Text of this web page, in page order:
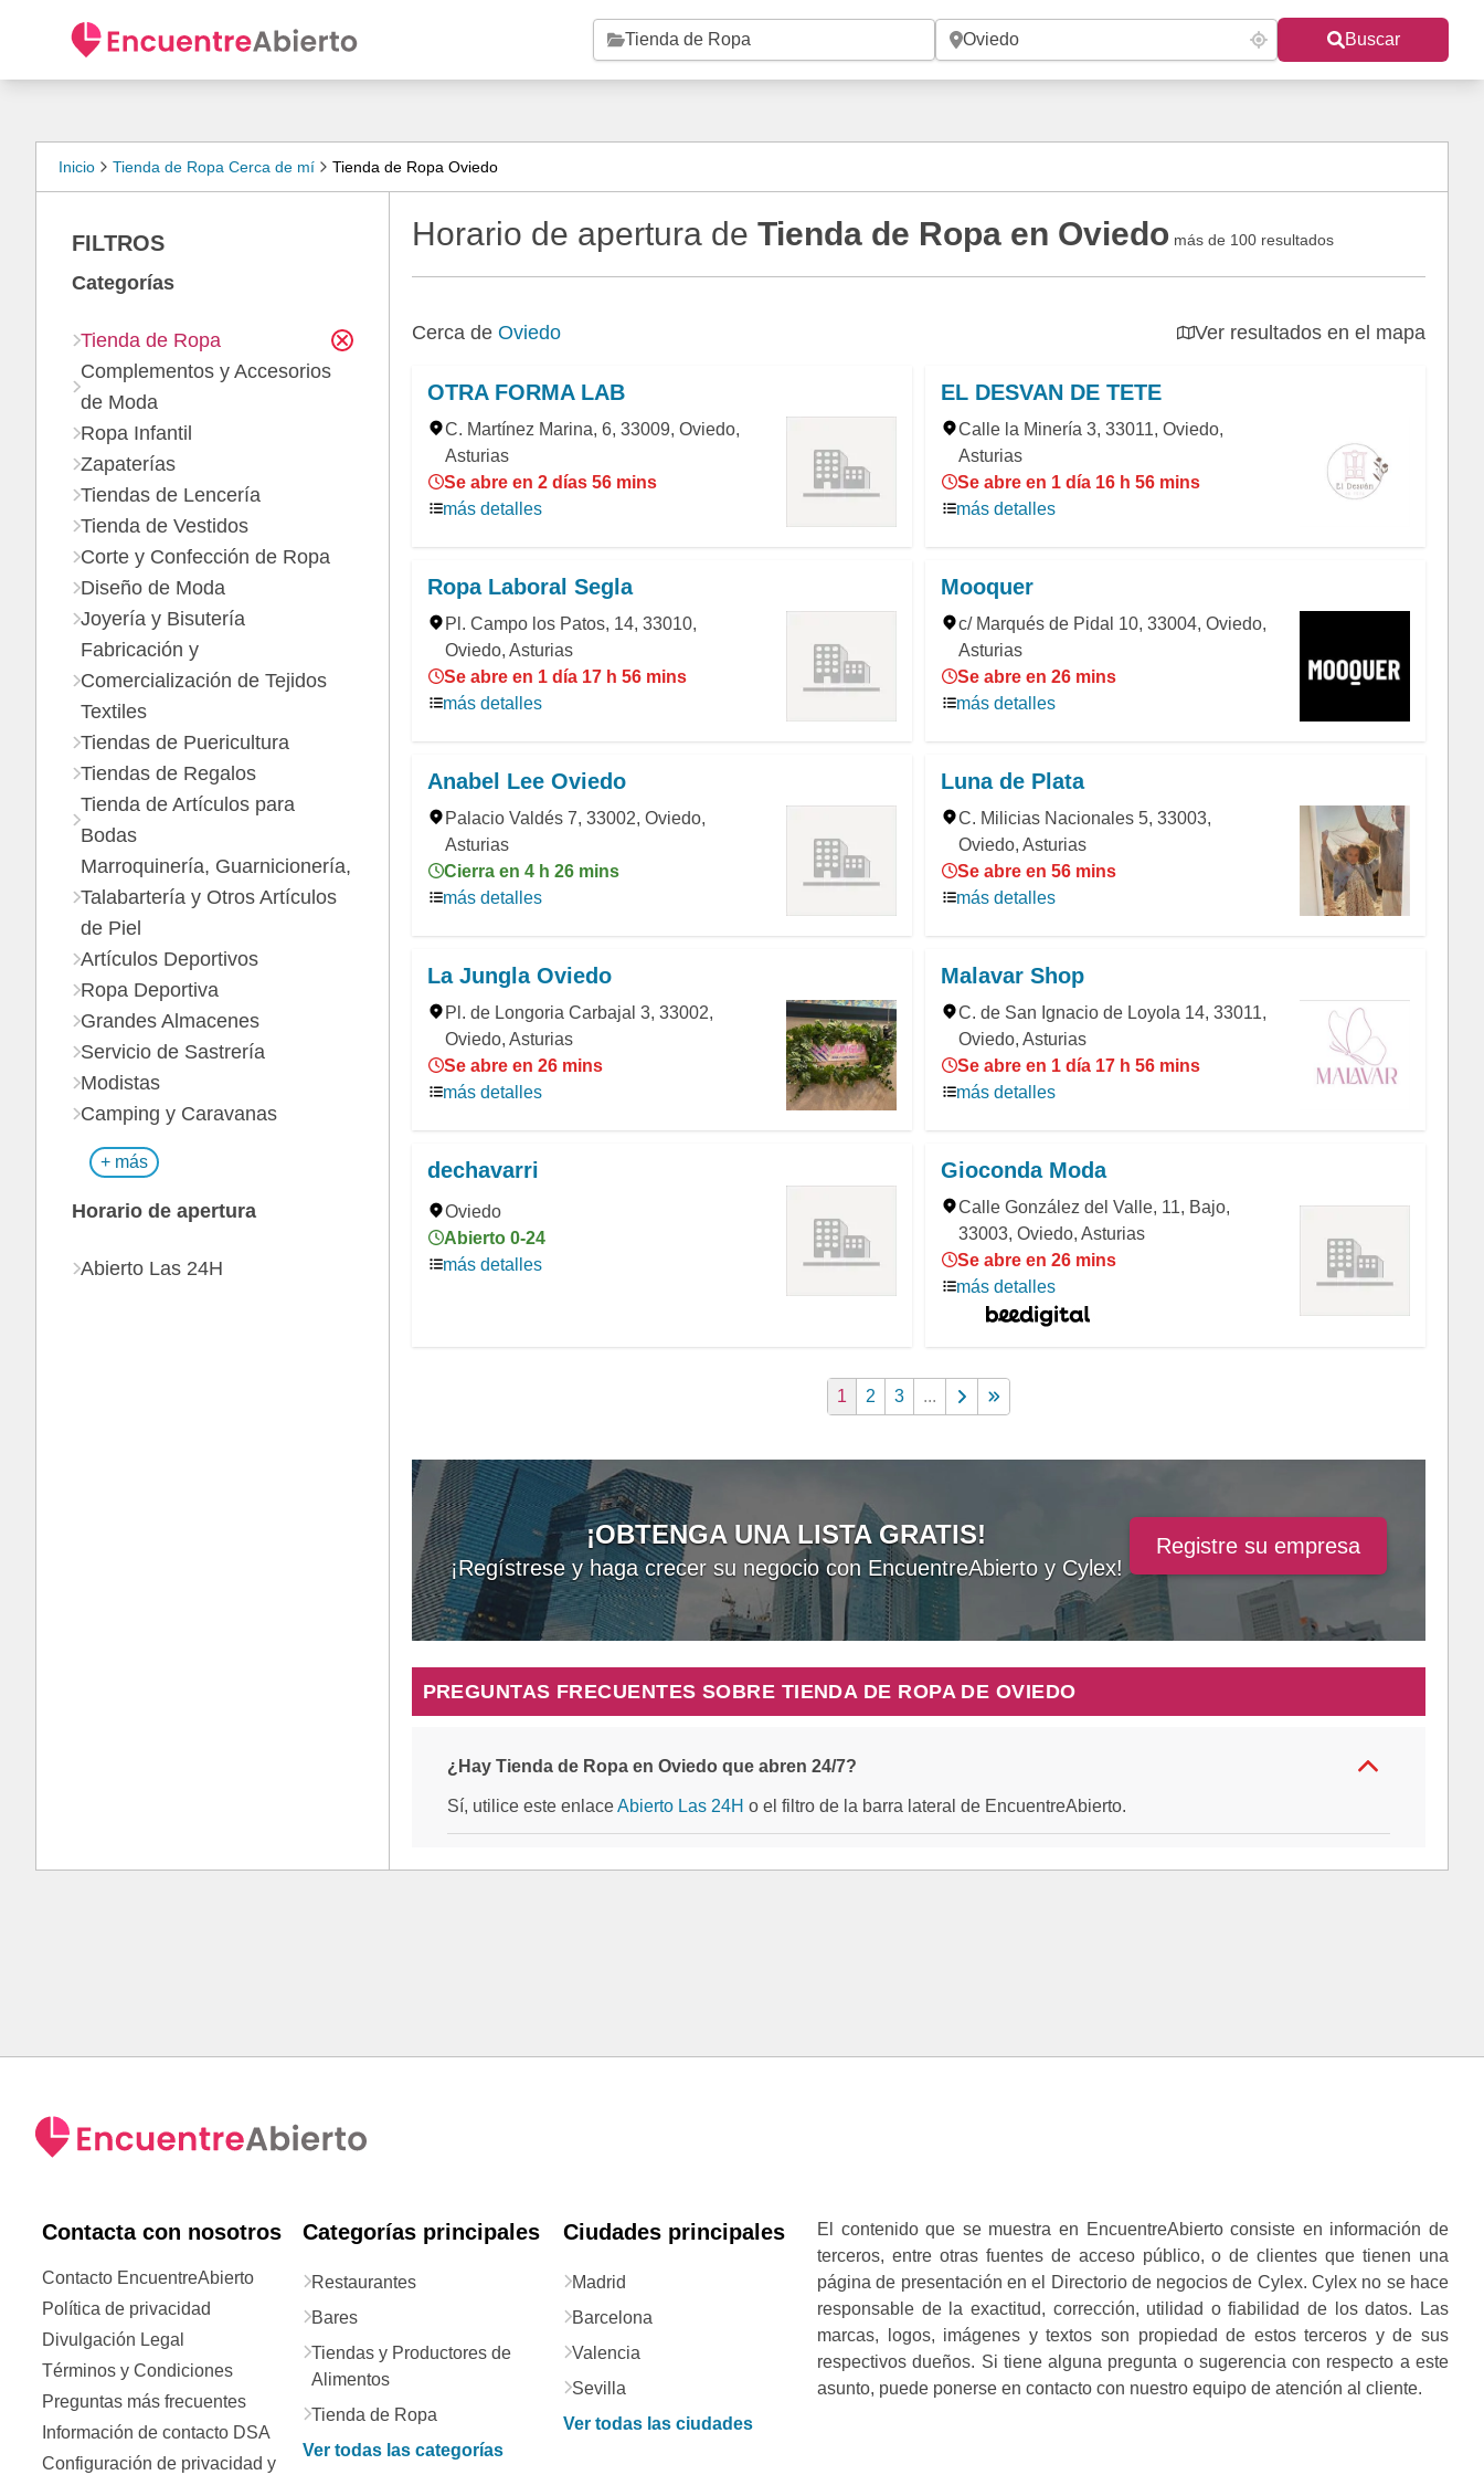
Buscar
Inicio Tienda de Ropa Cerca de mí Tienda de Ropa Oviedo
Horario de apertura de Tienda de Ropa en Oviedo más de 100 resultados
Cerca de Oviedo Ver resultados en el mapa
OTRA FORMA LAB
C. Martínez Marina, 6, 33009, Oviedo,
Asturias
Se abre en 2 días 56 mins
más detalles
EL DESVAN DE TETE
Calle la Minería 3, 33011, Oviedo,
Asturias
Se abre en 1 día 16 h 56 mins
más detalles
Ropa Laboral Segla
Pl. Campo los Patos, 14, 33010,
Oviedo, Asturias
Se abre en 1 día 17 h 56 mins
más detalles
Mooquer
c/ Marqués de Pidal 10, 33004, Oviedo,
Asturias
Se abre en 26 mins
más detalles
Anabel Lee Oviedo
Palacio Valdés 7, 33002, Oviedo,
Asturias
Cierra en 4 h 26 mins
más detalles
Luna de Plata
C. Milicias Nacionales 5, 33003,
Oviedo, Asturias
Se abre en 56 mins
más detalles
La Jungla Oviedo
Pl. de Longoria Carbajal 3, 33002,
Oviedo, Asturias
Se abre en 26 mins
más detalles
Malavar Shop
C. de San Ignacio de Loyola 14, 33011,
Oviedo, Asturias
Se abre en 1 día 17 h 56 mins
más detalles
dechavarri
Oviedo
Abierto 0-24
más detalles
Gioconda Moda
Calle González del Valle, 11, Bajo,
33003, Oviedo, Asturias
Se abre en 26 mins
más detalles
1 2 3 ...
¡OBTENGA UNA LISTA GRATIS!
¡Regístrese y haga crecer su negocio con EncuentreAbierto y Cylex!
Registre su empresa
PREGUNTAS FRECUENTES SOBRE TIENDA DE ROPA DE OVIEDO
¿Hay Tienda de Ropa en Oviedo que abren 24/7?
Sí, utilice este enlace Abierto Las 24H o el filtro de la barra lateral de EncuentreAbierto.
FILTROS
Categorías
Tienda de Ropa
Complementos y Accesorios
de Moda
Ropa Infantil
Zapaterías
Tiendas de Lencería
Tienda de Vestidos
Corte y Confección de Ropa
Diseño de Moda
Joyería y Bisutería
Fabricación y
Comercialización de Tejidos
Textiles
Tiendas de Puericultura
Tiendas de Regalos
Tienda de Artículos para
Bodas
Marroquinería, Guarnicionería,
Talabartería y Otros Artículos
de Piel
Artículos Deportivos
Ropa Deportiva
Grandes Almacenes
Servicio de Sastrería
Modistas
Camping y Caravanas
+ más
Horario de apertura
Abierto Las 24H
Contacta con nosotros
Contacto EncuentreAbierto
Política de privacidad
Divulgación Legal
Términos y Condiciones
Preguntas más frecuentes
Información de contacto DSA
Configuración de privacidad y
Categorías principales
Restaurantes
Bares
Tiendas y Productores de
Alimentos
Tienda de Ropa
Ver todas las categorías
Ciudades principales
Madrid
Barcelona
Valencia
Sevilla
Ver todas las ciudades
El contenido que se muestra en EncuentreAbierto consiste en información de
terceros, entre otras fuentes de acceso público, o de clientes que tienen una
página de presentación en el Directorio de negocios de Cylex. Cylex no se hace
responsable de la exactitud, corrección, utilidad o fiabilidad de los datos. Las
marcas, logos, imágenes y textos son propiedad de estos terceros y de sus
respectivos dueños. Si tiene alguna pregunta o sugerencia con respecto a este
asunto, puede ponerse en contacto con nuestro equipo de atención al cliente.